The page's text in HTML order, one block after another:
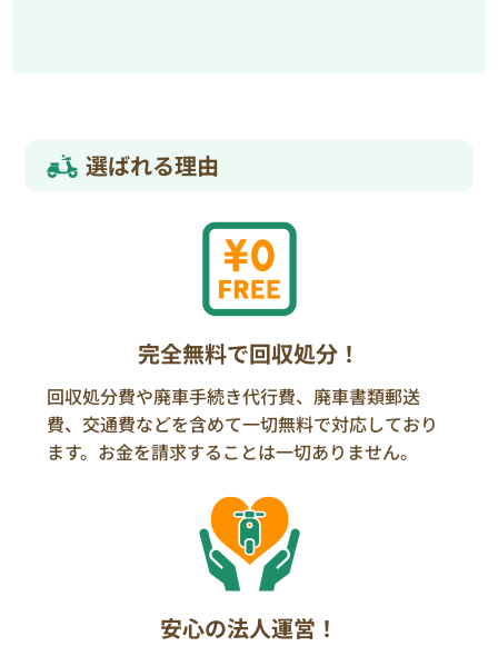
選ばれる理由
完全無料で回収処分！
回収処分費や廃車手続き代行費、廃車書類郵送
費、交通費などを含めて一切無料で対応しており
ます。お金を請求することは一切ありません。
安心の法人運営！